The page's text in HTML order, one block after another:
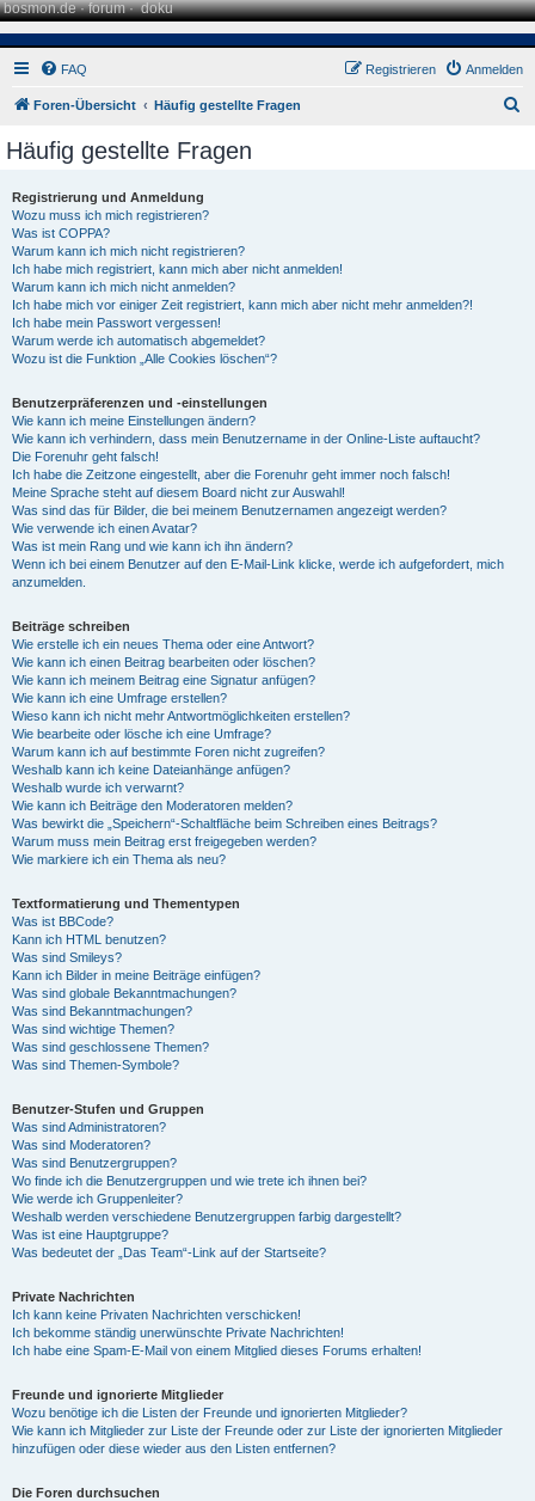
bosmon.de·forum·doku
FAQ Anmelden
Registrieren
Foren-Übersicht Häufig gestellte Fragen
Häufig gestellte Fragen
Registrierung und Anmeldung
Wozu muss ich mich registrieren?
Was ist COPPA?
Warum kann ich mich nicht registrieren?
Ich habe mich registriert, kann mich aber nicht anmelden!
Warum kann ich mich nicht anmelden?
Ich habe mich vor einiger Zeit registriert, kann mich aber nicht mehr anmelden?!
Ich habe mein Passwort vergessen!
Warum werde ich automatisch abgemeldet?
Wozu ist die Funktion „Alle Cookies löschen“?
Benutzerpräferenzen und -einstellungen
Wie kann ich meine Einstellungen ändern?
Wie kann ich verhindern, dass mein Benutzername in der Online-Liste auftaucht?
Die Forenuhr geht falsch!
Ich habe die Zeitzone eingestellt, aber die Forenuhr geht immer noch falsch!
Meine Sprache steht auf diesem Board nicht zur Auswahl!
Was sind das für Bilder, die bei meinem Benutzernamen angezeigt werden?
Wie verwende ich einen Avatar?
Was ist mein Rang und wie kann ich ihn ändern?
Wenn ich bei einem Benutzer auf den E-Mail-Link klicke, werde ich aufgefordert, mich
anzumelden.
Beiträge schreiben
Wie erstelle ich ein neues Thema oder eine Antwort?
Wie kann ich einen Beitrag bearbeiten oder löschen?
Wie kann ich meinem Beitrag eine Signatur anfügen?
Wie kann ich eine Umfrage erstellen?
Wieso kann ich nicht mehr Antwortmöglichkeiten erstellen?
Wie bearbeite oder lösche ich eine Umfrage?
Warum kann ich auf bestimmte Foren nicht zugreifen?
Weshalb kann ich keine Dateianhänge anfügen?
Weshalb wurde ich verwarnt?
Wie kann ich Beiträge den Moderatoren melden?
Was bewirkt die „Speichern“-Schaltfläche beim Schreiben eines Beitrags?
Warum muss mein Beitrag erst freigegeben werden?
Wie markiere ich ein Thema als neu?
Textformatierung und Thementypen
Was ist BBCode?
Kann ich HTML benutzen?
Was sind Smileys?
Kann ich Bilder in meine Beiträge einfügen?
Was sind globale Bekanntmachungen?
Was sind Bekanntmachungen?
Was sind wichtige Themen?
Was sind geschlossene Themen?
Was sind Themen-Symbole?
Benutzer-Stufen und Gruppen
Was sind Administratoren?
Was sind Moderatoren?
Was sind Benutzergruppen?
Wo finde ich die Benutzergruppen und wie trete ich ihnen bei?
Wie werde ich Gruppenleiter?
Weshalb werden verschiedene Benutzergruppen farbig dargestellt?
Was ist eine Hauptgruppe?
Was bedeutet der „Das Team“-Link auf der Startseite?
Private Nachrichten
Ich kann keine Privaten Nachrichten verschicken!
Ich bekomme ständig unerwünschte Private Nachrichten!
Ich habe eine Spam-E-Mail von einem Mitglied dieses Forums erhalten!
Freunde und ignorierte Mitglieder
Wozu benötige ich die Listen der Freunde und ignorierten Mitglieder?
Wie kann ich Mitglieder zur Liste der Freunde oder zur Liste der ignorierten Mitglieder
hinzufügen oder diese wieder aus den Listen entfernen?
Die Foren durchsuchen